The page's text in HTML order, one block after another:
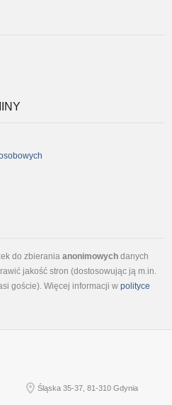
do zbierania anonimowych danych
jakość stron (dostosowując ją m.in.
goście). Więcej informacji w polityce
Śląska 35-37, 81-310 Gdynia